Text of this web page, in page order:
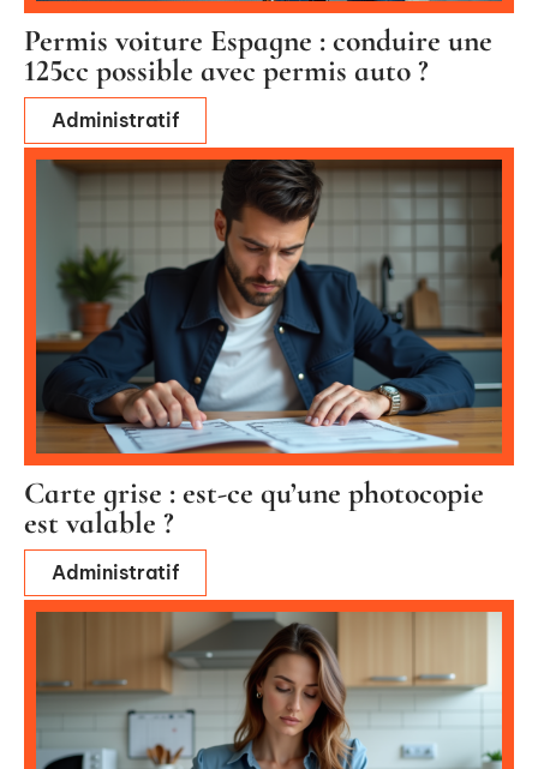
Permis voiture Espagne : conduire une
125cc possible avec permis auto ?
Administratif
Carte grise : est-ce qu’une photocopie
est valable ?
Administratif